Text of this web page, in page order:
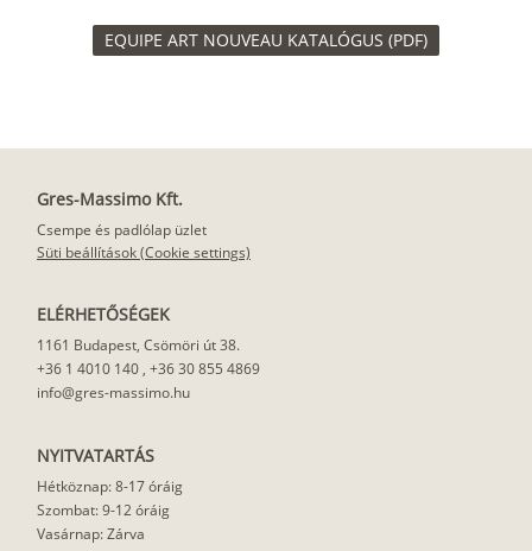
EQUIPE ART NOUVEAU KATALÓGUS (PDF)
Gres-Massimo Kft.
Csempe és padlólap üzlet
Süti beállítások (Cookie settings)
ELÉRHETŐSÉGEK
1161 Budapest, Csömöri út 38.
+36 1 4010 140 , +36 30 855 4869
info@gres-massimo.hu
NYITVATARTÁS
Hétköznap: 8-17 óráig
Szombat: 9-12 óráig
Vasárnap: Zárva